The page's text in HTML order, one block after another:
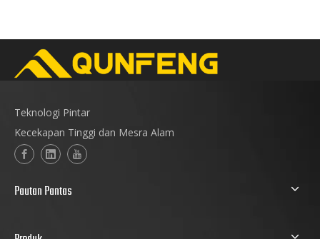
Teknologi Pintar
Kecekapan Tinggi dan Mesra Alam
Pautan Pantas